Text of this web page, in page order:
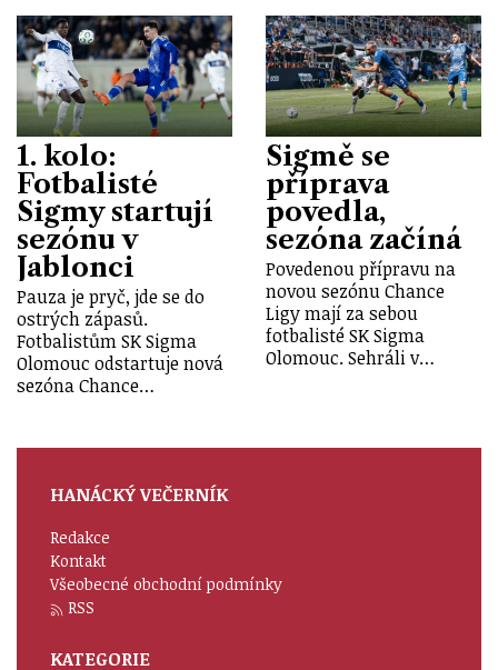
1. kolo:
Fotbalisté
Sigmy startují
sezónu v
Jablonci
Pauza je pryč, jde se do
ostrých zápasů.
Fotbalistům SK Sigma
Olomouc odstartuje nová
sezóna Chance…
Sigmě se
příprava
povedla,
sezóna začíná
Povedenou přípravu na
novou sezónu Chance
Ligy mají za sebou
fotbalisté SK Sigma
Olomouc. Sehráli v…
HANÁCKÝ VEČERNÍK
Redakce
Kontakt
Všeobecné obchodní podmínky
RSS
KATEGORIE